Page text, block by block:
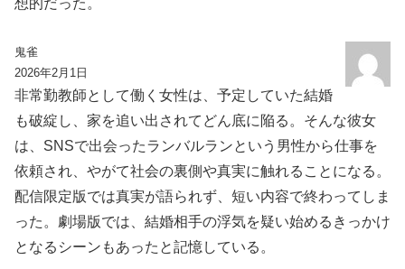
鬼雀
2026年2月1日
非常勤教師として働く女性は、予定していた結婚
も破綻し、家を追い出されてどん底に陥る。そんな彼女
は、SNSで出会ったランバルランという男性から仕事を
依頼され、やがて社会の裏側や真実に触れることになる。
配信限定版では真実が語られず、短い内容で終わってしま
った。劇場版では、結婚相手の浮気を疑い始めるきっかけ
となるシーンもあったと記憶している。